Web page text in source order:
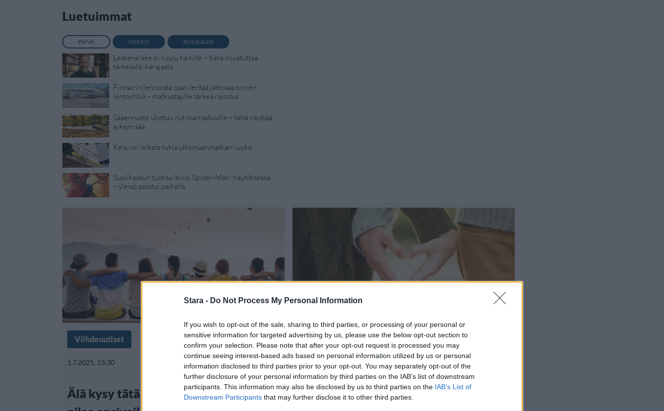
Stara - Do Not Process My Personal Information
If you wish to opt-out of the sale, sharing to third parties, or processing of your personal or
sensitive information for targeted advertising by us, please use the below opt-out section to
confirm your selection. Please note that after your opt-out request is processed you may
continue seeing interest-based ads based on personal information utilized by us or personal
information disclosed to third parties prior to your opt-out. You may separately opt-out of the
further disclosure of your personal information by third parties on the IAB’s list of downstream
participants. This information may also be disclosed by us to third parties on the IAB’s List of
Downstream Participants that may further disclose it to other third parties.
Luetuimmat
PÄIVÄ VIIKKO KUUKAUSI
Leskeneläke ei kuulu kaikille – Kela muistuttaa
tärkeästä ikärajasta
Finnairin lennoista osan lentää jatkossa toinen
lentoyhtiö – matkustajille tärkeä rajoitus
Sääennuste ulottuu nyt marraskuulle – tältä näyttää
syksyn sää
Kela voi leikata tukia ulkomaanmatkan vuoksi
Suolikaasun tuoksu levisi Spider-Man -näytöksessä
– yleisö poistui paikalta
Viihdeuutiset
1.7.2025, 13:30
Älä kysy tätä uudelta tuttavuudelta –
Lifestyle Viihdeuutiset
19.3.2025, 18:00
Flirttailu on taitolaji – tässä neljä